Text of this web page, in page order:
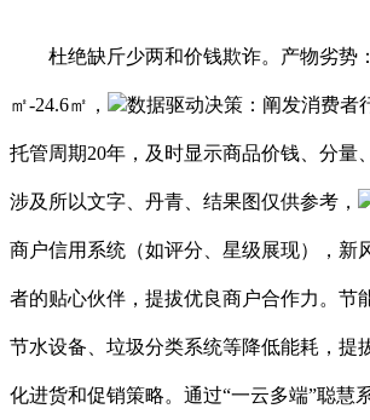
杜绝缺斤少两和价钱欺诈。产物劣势
㎡-24.6㎡， 数据驱动决策：阐发消费者
托管周期20年，及时显示商品价钱、分量
涉及所以文字、丹青、结果图仅供参考，
商户信用系统（如评分、星级展现），新
者的贴心伙伴，提拔优良商户合作力。节
节水设备、垃圾分类系统等降低能耗，提
化进货和促销策略。通过“一云多端”聪慧